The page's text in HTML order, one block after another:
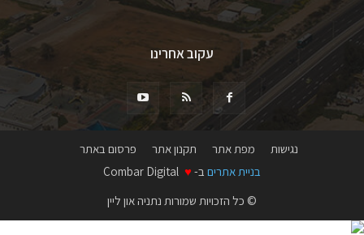
עקוב אחרינו
נגישות מפת אתר תקנון אתר
פרסום באתר
בניית אתרים ב- ♥
© כל הזכויות שמורות נתניה און ליין